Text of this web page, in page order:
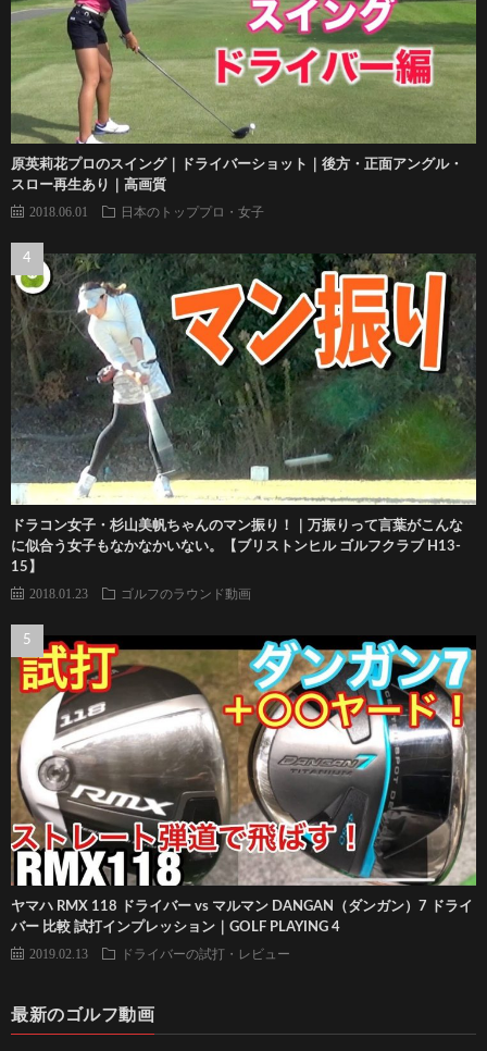
原英莉花プロのスイング｜ドライバーショット｜後方・正面アングル・
スロー再生あり｜高画質
2018.06.01 日本のトッププロ・女子
ドラコン女子・杉山美帆ちゃんのマン振り！｜万振りって言葉がこんな
に似合う女子もなかなかいない。【ブリストンヒル ゴルフクラブ H13-
15】
2018.01.23 ゴルフのラウンド動画
ヤマハ RMX 118 ドライバー vs マルマン DANGAN（ダンガン）7 ドライ
バー 比較 試打インプレッション｜GOLF PLAYING 4
2019.02.13 ドライバーの試打・レビュー
最新のゴルフ動画